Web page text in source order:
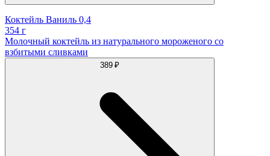
Коктейль Ваниль 0,4
354 г
Молочный коктейль из натурального мороженого со
взбитыми сливками
389 ₽